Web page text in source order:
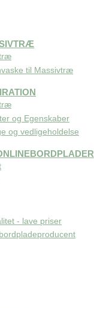
til Massivtræ
og Egenskaber
og vedligeholdelse
- lave priser